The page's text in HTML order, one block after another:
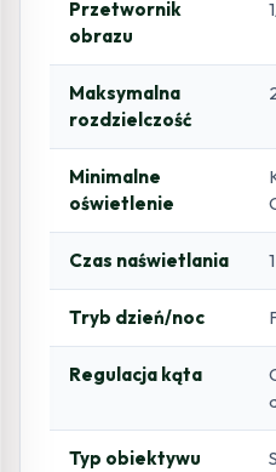
Przetwornik
obrazu
Maksymalna
rozdzielczość
Minimalne
oświetlenie
Czas naświetlania
Tryb dzień/noc
Regulacja kąta
Typ obiektywu